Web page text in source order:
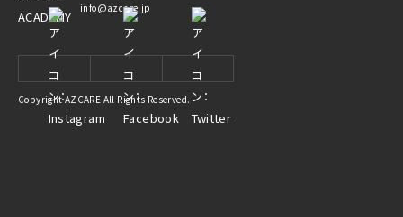
info@azcare.jp
Copyright AZCARE All Rights Reserved.